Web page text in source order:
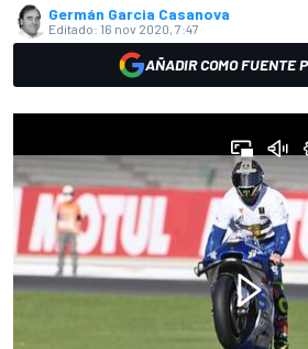
Germán Garcia Casanova
Editado: 16 nov 2020, 7:47
AÑADIR COMO FUENTE